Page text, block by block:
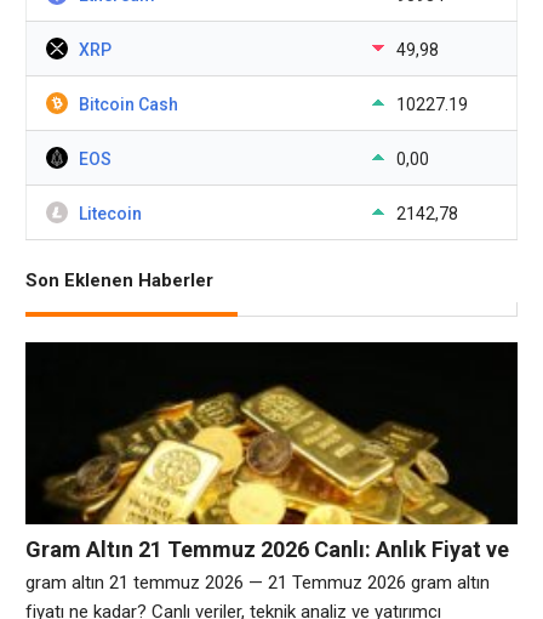
XRP 49,98
Bitcoin Cash 10227.19
EOS 0,00
Litecoin 2142,78
Son Eklenen Haberler
Gram Altın 21 Temmuz 2026 Canlı: Anlık Fiyat ve
Yorum
gram altın 21 temmuz 2026 — 21 Temmuz 2026 gram altın
fiyatı ne kadar? Canlı veriler, teknik analiz ve yatırımcı